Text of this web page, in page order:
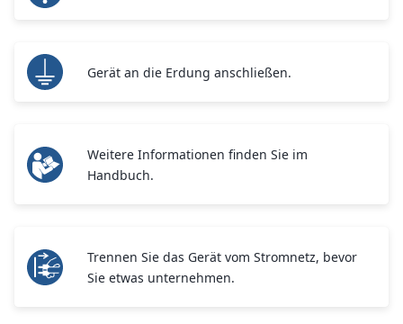
Gerät an die Erdung anschließen.
Weitere Informationen finden Sie im
Handbuch.
Trennen Sie das Gerät vom Stromnetz, bevor
Sie etwas unternehmen.